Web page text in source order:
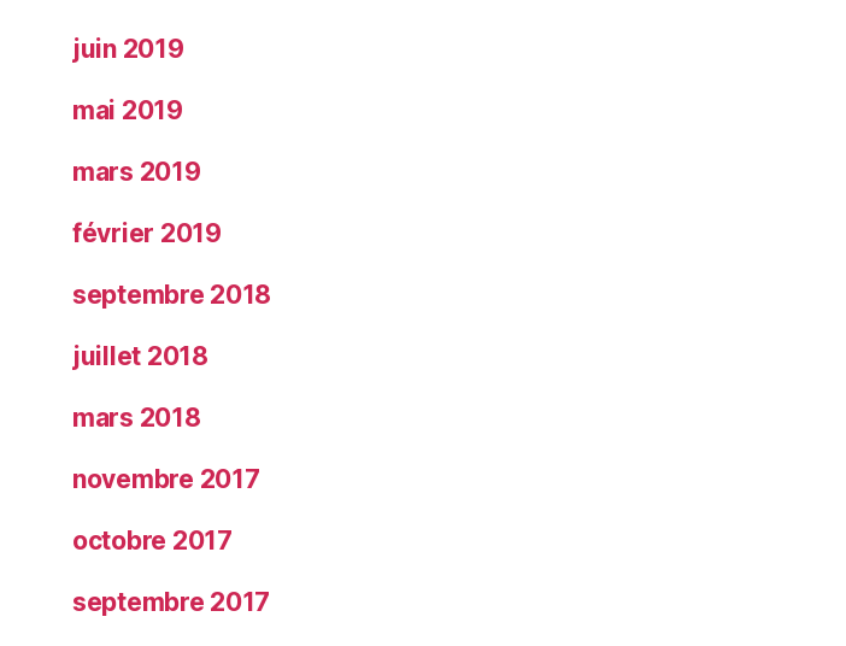
juin 2019
mai 2019
mars 2019
février 2019
septembre 2018
juillet 2018
mars 2018
novembre 2017
octobre 2017
septembre 2017